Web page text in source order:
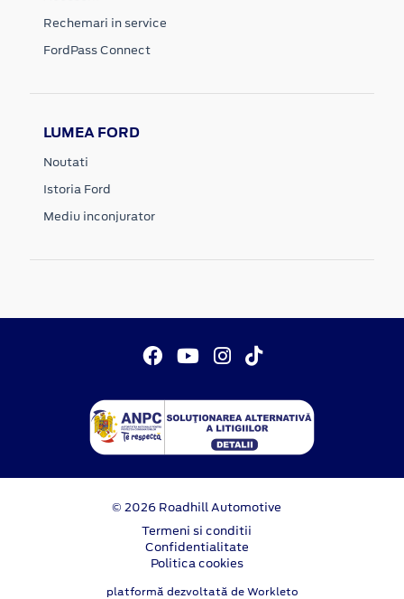
Rechemari in service
FordPass Connect
LUMEA FORD
Noutati
Istoria Ford
Mediu inconjurator
© 2026 Roadhill Automotive
Termeni si conditii
Confidentialitate
Politica cookies
platformă dezvoltată de Workleto